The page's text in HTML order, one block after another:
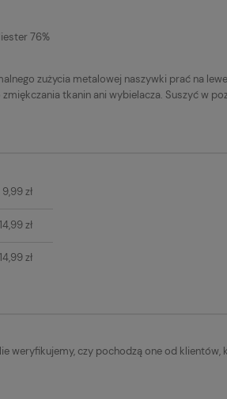
76%
zużycia metalowej naszywki prać na
tkanin ani wybielacza. Suszyć w
9,99 zł
14,99 zł
14,99 zł
weryfikujemy, czy pochodzą one od